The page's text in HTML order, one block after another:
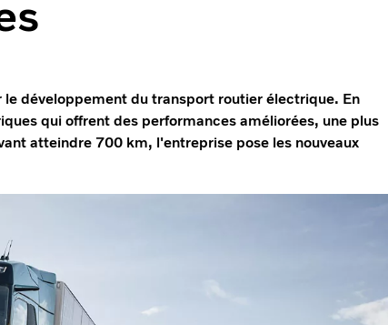
le développement du transport routier électrique. En
qui offrent des performances améliorées, une plus
atteindre 700 km, l'entreprise pose les nouveaux